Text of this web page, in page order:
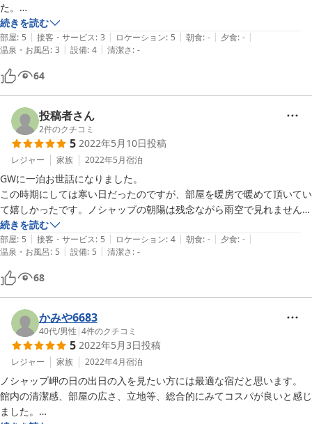
た。
【立地５】ノシャップ岬まで徒歩３分です。お部屋からは海が見えま
す。素晴らしいロケーションです。
【部屋５】ヘルスウッド生体エネルギー木材を使用し、いるだけで血行
が良くなる！とありますが、本当でした。ベッドで寝ていると、まるで
温泉に入った後のようにポカポカします。肩こりが楽になり、これには
驚きました。
お部屋のお風呂は、お湯がしっかり出ます。
【サービス】素泊まりのみのホテルですが、朝食時には、コーヒー・牛
乳等のサービスがありました。しかし、１泊７０００円という値段を考
えると、飲み物だけでなく、パンなど、少しでも軽食があれば良いので
はと感じました。
食事は、近くに海鮮などのお店が数件ありましたので、心配はありませ
んでした。
宿のスタッフの方には、近くの食堂などアドバイスいただき、親切にし
てくださいました。
続きを読む
部屋: 5 | 接客・サービス: 3 | ロケーション: 5 | 朝食: - | 夕食: - |
温泉・お風呂: 3 | 設備: 4 | 清潔さ: -
64
投稿者さん
2件のクチコミ
5 2022年5月10日投稿
レジャー 家族 2022年5月宿泊
GWに一泊お世話になりました。
この時期にしては寒い日だったのですが、部屋を暖房で暖めて頂いてい
て嬉しかったです。ノシャップの朝陽は残念ながら雨空で見れませんで
したが、部屋から海が見え、小さなホテルの名前通り、ペンションとも
また違ったプライベート感と時間を味わえました。
素泊まりなのにロールパンなどのサービスもありがたかったです。
周辺に夕食とれる店がないのが残念ですが、機会があれば天気のよい日
にまたお世話になりたいなと感じました。
続きを読む
部屋: 5 | 接客・サービス: 5 | ロケーション: 4 | 朝食: - | 夕食: - |
温泉・お風呂: 5 | 設備: 5 | 清潔さ: -
68
かみや6683
40代/男性 |4件のクチコミ
5 2022年5月3日投稿
レジャー 家族 2022年4月宿泊
ノシャップ岬の日の出日の入を見たい方には最適な宿だと思います。
館内の清潔感、部屋の広さ、立地等、総合的にみてコスパが良いと感じ
ました。